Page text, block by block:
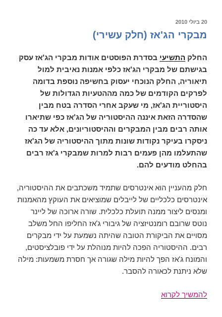
עשר)
פורסם
20 ביולי 2010
מבקרי הג'אז (חלק עשירי)
החלק התשיעי בסדרת הפוסטים אודות מבקרי הג'אז עסק
בגישתם של מבקרי הג'אז כלפי אמנות נאיבית למול
תיאוריה, החלק הנוכחי יעסוק בחשיפה נוספת בדומה
לפרקים הקודמים של כמה מההטעיות הגדולות של
היסטוריית הג'אז, מי שעקב אחרי הסדרה בטח מבין
שהסדרה הזאת איננה ההיסטוריה של הג'אז כפי שתיארו
אותה רבים מבין המבקרים וההיסטוריונים, אלא עד כה
ניסקרו בעיקר נקודות שונות מתוך ההיסטוריה של הג'אז
שהתעלמו מהן פעמים רבות למרות שמבקרי ג'אז רבים
בהחלט מודעים להם.
חלק מהעניין הוא אינטרסים שתמיד משכתבים את ההיסטוריה,
אינטרסים כלכליים של לייבלים שמוציאים את העוקץ מהאמנות
ומנסים ליצור ממנה תועלת כלכלית. שורה ארוכה של ליינר
נוטס שרובם רומנטיזציה של גיבורי ג'אז החליפו החל משלב
מסויים את הביקורת הטובה שהיתה נשמעת על ידי מבקרים
רבים. ההיסטוריה הפכה להיות מנוהלת על ידי פובלציסטים,
והמונח ג'אז הפך להיות מילה שגורה אך חסרת משמעות: מילה
שלא ניתנת לכאורה להסבר.
להמשיך לקרוא